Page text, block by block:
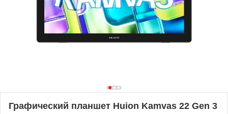
Графический планшет Huion Kamvas 22 Gen 3